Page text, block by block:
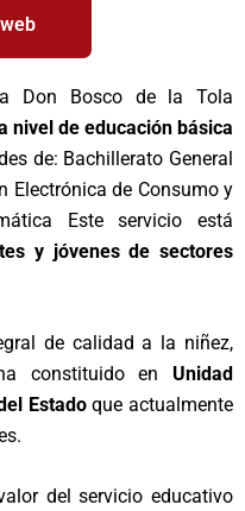
Don Bosco de la Tola
nivel de educación básica
de: Bachillerato General
Electrónica de Consumo y
Este servicio está
y jóvenes de sectores
de calidad a la niñez,
constituido en Unidad
Estadoque actualmente
del servicio educativo